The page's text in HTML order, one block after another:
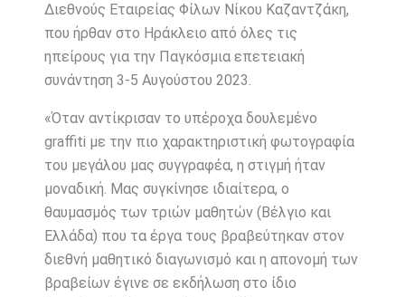
Διεθνούς Εταιρείας Φίλων Νίκου Καζαντζάκη,
που ήρθαν στο Ηράκλειο από όλες τις
ηπείρους για την Παγκόσμια επετειακή
συνάντηση 3-5 Αυγούστου 2023.
«Όταν αντίκρισαν το υπέροχα δουλεμένο
graffiti με την πιο χαρακτηριστική φωτογραφία
του μεγάλου μας συγγραφέα, η στιγμή ήταν
μοναδική. Μας συγκίνησε ιδιαίτερα, ο
θαυμασμός των τριών μαθητών (Βέλγιο και
Ελλάδα) που τα έργα τους βραβεύτηκαν στον
διεθνή μαθητικό διαγωνισμό και η απονομή των
βραβείων έγινε σε εκδήλωση στο ίδιο